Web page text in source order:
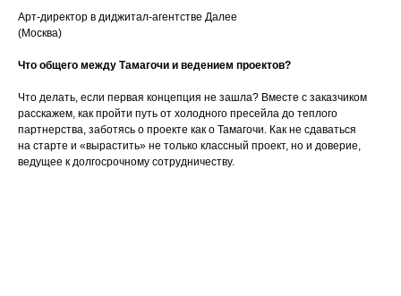
Арт-директор в диджитал-агентстве Далее
(Москва)
Что общего между Тамагочи и ведением проектов?
Что делать, если первая концепция не зашла? Вместе с заказчиком
расскажем, как пройти путь от холодного пресейла до теплого
партнерства, заботясь о проекте как о Тамагочи. Как не сдаваться
на старте и «вырастить» не только классный проект, но и доверие,
ведущее к долгосрочному сотрудничеству.